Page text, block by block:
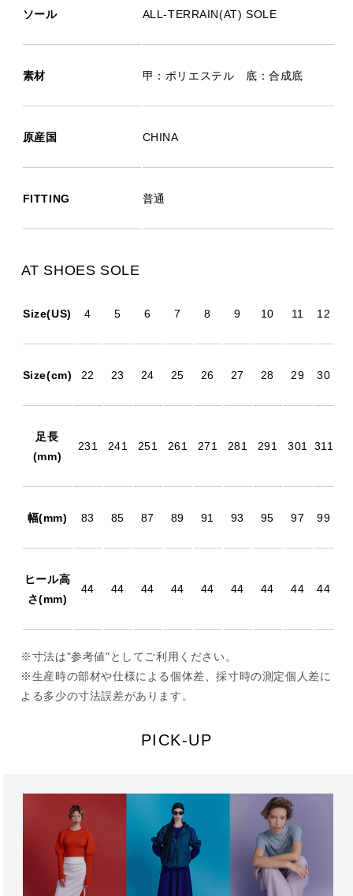
ソール ALL-TERRAIN(AT) SOLE
素材 甲：ポリエステル 底：合成底
原産国 CHINA
FITTING 普通
AT SHOES SOLE
Size(US) 4 5 6 7 8 9 10 11 12
Size(cm) 22 23 24 25 26 27 28 29 30
足長
(mm)
231 241 251 261 271 281 291 301 311
幅(mm) 83 85 87 89 91 93 95 97 99
ヒール高
さ(mm)
44 44 44 44 44 44 44 44 44
※寸法は"参考値"としてご利用ください。
※生産時の部材や仕様による個体差、採寸時の測定個人差に
よる多少の寸法誤差があります。
PICK-UP